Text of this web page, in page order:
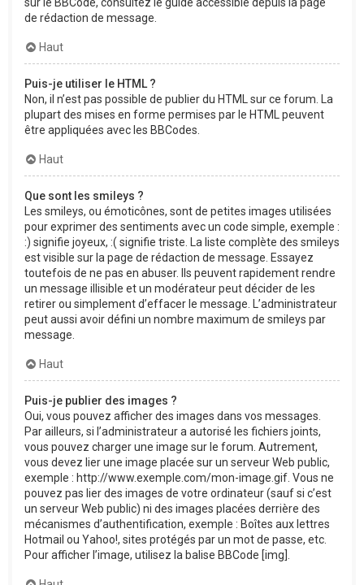
sur le BBCode, consultez le guide accessible depuis la page
de rédaction de message.
Haut
Puis-je utiliser le HTML ?
Non, il n’est pas possible de publier du HTML sur ce forum. La
plupart des mises en forme permises par le HTML peuvent
être appliquées avec les BBCodes.
Haut
Que sont les smileys ?
Les smileys, ou émoticônes, sont de petites images utilisées
pour exprimer des sentiments avec un code simple, exemple :
:) signifie joyeux, :( signifie triste. La liste complète des smileys
est visible sur la page de rédaction de message. Essayez
toutefois de ne pas en abuser. Ils peuvent rapidement rendre
un message illisible et un modérateur peut décider de les
retirer ou simplement d’effacer le message. L’administrateur
peut aussi avoir défini un nombre maximum de smileys par
message.
Haut
Puis-je publier des images ?
Oui, vous pouvez afficher des images dans vos messages.
Par ailleurs, si l’administrateur a autorisé les fichiers joints,
vous pouvez charger une image sur le forum. Autrement,
vous devez lier une image placée sur un serveur Web public,
exemple : http://www.exemple.com/mon-image.gif. Vous ne
pouvez pas lier des images de votre ordinateur (sauf si c’est
un serveur Web public) ni des images placées derrière des
mécanismes d’authentification, exemple : Boîtes aux lettres
Hotmail ou Yahoo!, sites protégés par un mot de passe, etc.
Pour afficher l’image, utilisez la balise BBCode [img].